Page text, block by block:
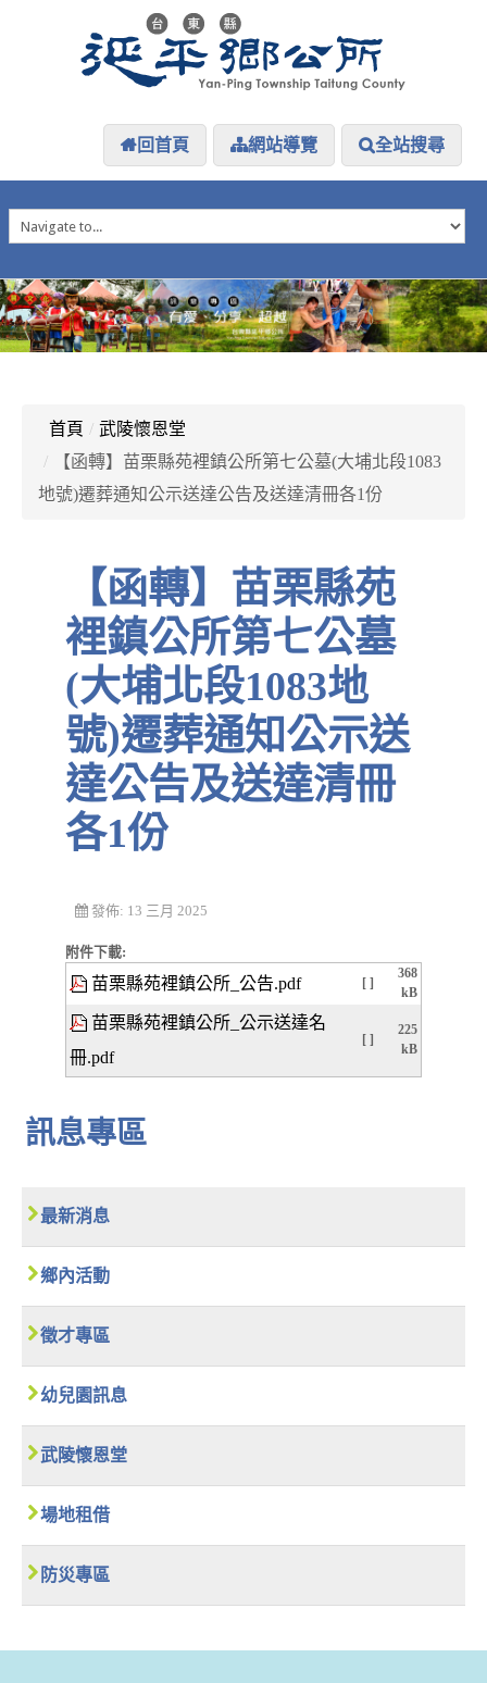
回首頁 網站導覽 全站搜尋
延平介紹
防災專區
資訊公開
探索延平
首頁 / 武陵懷恩堂
/
【函轉】苗栗縣苑裡鎮公所第七公墓(大埔北段1083
地號)遷葬通知公示送達公告及送達清冊各1份
【函轉】苗栗縣苑
裡鎮公所第七公墓
(大埔北段1083地
號)遷葬通知公示送
達公告及送達清冊
各1份
發佈: 13 三月 2025
附件下載:
苗栗縣苑裡鎮公所_公告.pdf [ ]
368
kB
苗栗縣苑裡鎮公所_公示送達名
冊.pdf
[ ]
225
kB
訊息專區
最新消息
鄉內活動
徵才專區
幼兒園訊息
武陵懷恩堂
場地租借
防災專區